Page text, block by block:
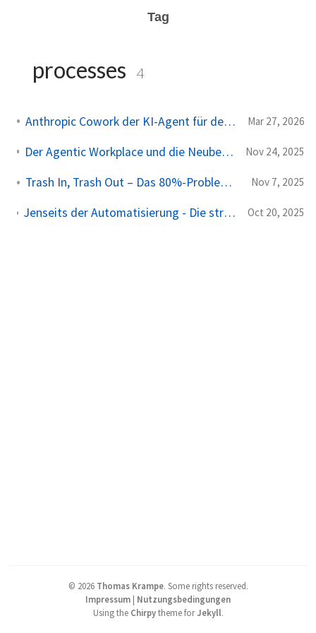
Tag
processes 4
Anthropic Cowork der KI-Agent für den Desktop Mar 27, 2026
Der Agentic Workplace und die Neubewertung des Arbeitsplatzes Nov 24, 2025
Trash In, Trash Out – Das 80%-Problem Ihrer KI-Strategie Nov 7, 2025
Jenseits der Automatisierung - Die strategische Rolle von KI-Workflows und autonomen Agenten für CIO Oct 20, 2025
© 2026 Thomas Krampe. Some rights reserved.
Impressum | Nutzungsbedingungen
Using the Chirpytheme forJekyll.